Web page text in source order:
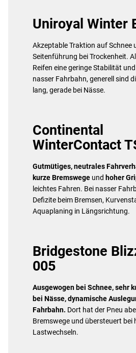
Uniroyal Winter
Akzeptable Traktion auf Schnee
Seitenführung bei Trockenheit.
Reifen eine geringe Stabilität
nasser Fahrbahn, generell sind
lang, gerade bei Nässe.
Continental
WinterContact
Gutmütiges, neutrales
kurze Bremswege und hoher
leichtes Fahren. Bei nasser
Defizite beim Bremsen,
Aquaplaning in Längsrichtung.
Bridgestone
005
Ausgewogen bei Schnee,sehr
bei Nässe, dynamische
Fahrbahn. Dort hat der Pneu
Bremswege und übersteuert bei
Lastwechseln.